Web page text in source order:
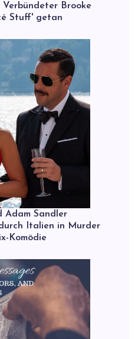
Brooke
Stuff' getan
Adam Sandler
Italien in Murder
Komödie